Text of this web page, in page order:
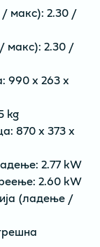
макс): 2.30 /
макс): 2.30 /
990 x 263 x
kg
870 x 373 x
2.77 kW
2.60 kW
(ладење /